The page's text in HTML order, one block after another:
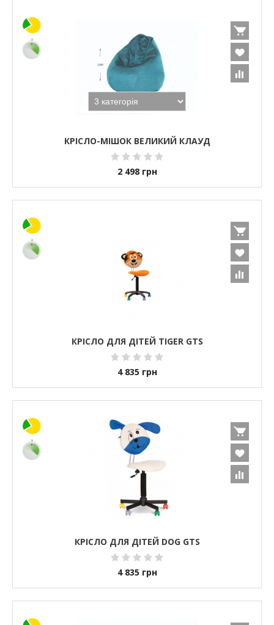
КРІСЛО-МІШОК ВЕЛИКИЙ КЛАУД
2 498 грн
КРІСЛО ДЛЯ ДІТЕЙ TIGER GTS
4 835 грн
КРІСЛО ДЛЯ ДІТЕЙ DOG GTS
4 835 грн